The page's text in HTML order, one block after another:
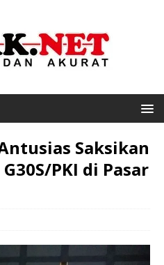
Saksikan
PKI di Pasar